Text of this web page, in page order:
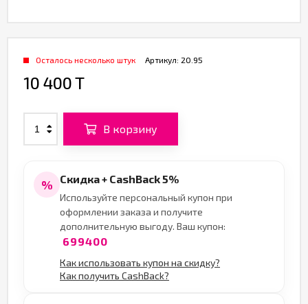
Артикул: 20.95
Осталось несколько штук
10 400 T
В корзину
% Скидка + CashBack 5%
Используйте персональный купон при
оформлении заказа и получите
дополнительную выгоду. Ваш купон:
699400
Как использовать купон на скидку?
Как получить CashBack?